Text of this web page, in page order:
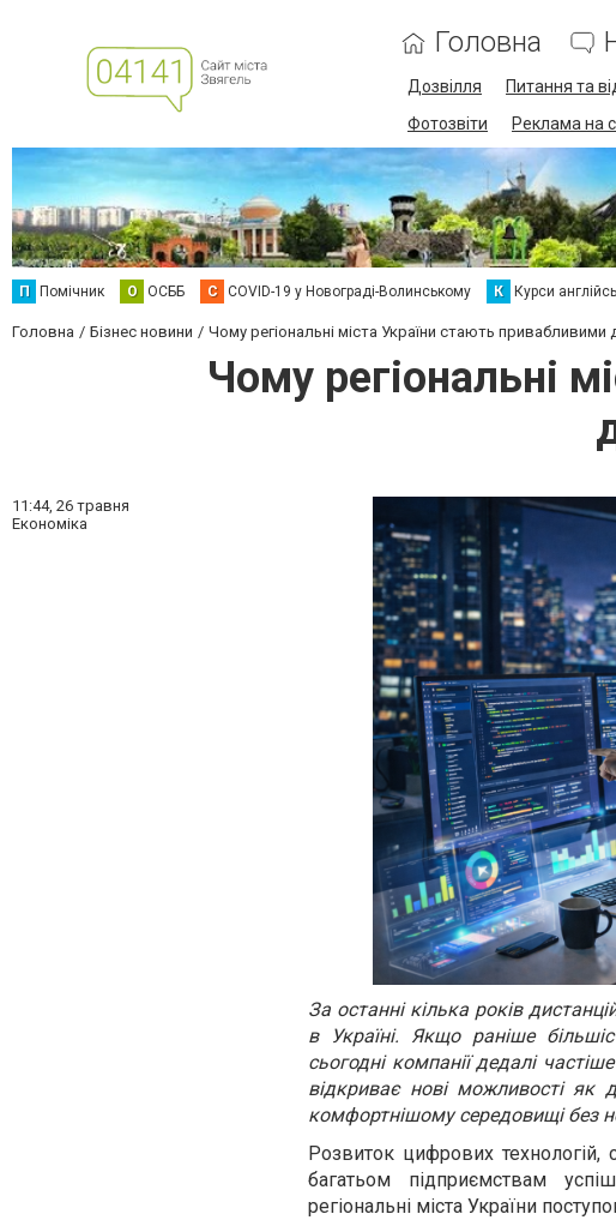
Головна
Дозвілля Питання та
Фотозвіти
Реклама на
П Помічник О ОСББ C COVID-19 у Новограді-Волинському К Курси
Головна Бізнес новини Чому регіональні міста України стають привабливими
Чому регіональні
11:44, 26 травня
Економіка
За останні кілька років
в Україні. Якщо раніше
сьогодні компанії дедалі
відкриває нові можливості як
комфортнішому середовищі без
Розвиток цифрових технологій,
багатьом підприємствам
регіональні міста України